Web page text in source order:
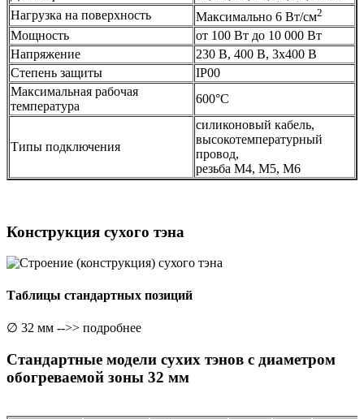
Нагрузка на поверхность
Максимально 6 Вт/см2
Мощность
от 100 Вт до 10 000 Вт
Напряжение
230 В, 400 В, 3x400 В
Степень защиты
IP00
Максимальная рабочая
температура
600°C
Типы подключения
силиконовый кабель,
высокотемпературный
провод,
резьба M4, M5, M6
Конструкция сухого тэна
Таблицы стандартных позиций
∅ 32 мм -->> подробнее
Стандартные модели сухих тэнов с диаметром
обогреваемой зоны 32 мм